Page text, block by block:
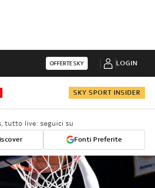
OFFERTE SKY LOGIN
SKY SPORT INSIDER
tutto live: seguici su
Fonti Preferite